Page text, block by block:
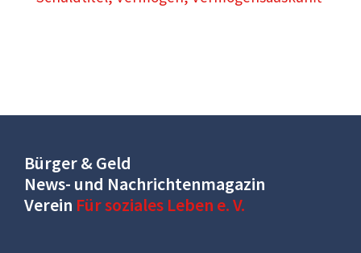
Bürger & Geld
News- und Nachrichtenmagazin
Verein Für soziales Leben e. V.